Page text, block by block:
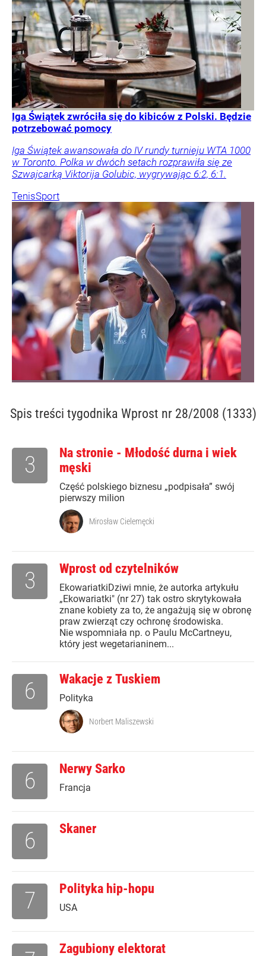
Iga Świątek zwróciła się do kibiców z Polski. Będzie
potrzebować pomocy
Iga Świątek awansowała do IV rundy turnieju WTA 1000
w Toronto. Polka w dwóch setach rozprawiła się ze
Szwajcarką Viktorija Golubic, wygrywając 6:2, 6:1.
TenisSport
Spis treści tygodnika Wprost nr 28/2008 (1333)
Na stronie - Młodość durna i wiek
męski
Część polskiego biznesu „podpisała” swój
pierwszy milion
3
Mirosław Cielemęcki
Wprost od czytelników
EkowariatkiDziwi mnie, że autorka artykułu
„Ekowariatki" (nr 27) tak ostro skrytykowała
znane kobiety za to, że angażują się w obronę
praw zwierząt czy ochronę środowiska.
Nie wspomniała np. o Paulu McCartneyu,
który jest wegetarianinem...
3
Wakacje z Tuskiem
Polityka
6
Norbert Maliszewski
Nerwy Sarko
Francja
6
Skaner
6
Polityka hip-hopu
USA
7
Zagubiony elektorat